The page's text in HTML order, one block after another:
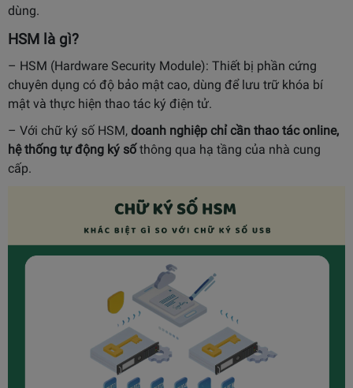
dùng.
HSM là gì?
– HSM (Hardware Security Module): Thiết bị phần cứng
chuyên dụng có độ bảo mật cao, dùng để lưu trữ khóa bí
mật và thực hiện thao tác ký điện tử.
– Với chữ ký số HSM, doanh nghiệp chỉ cần thao tác online,
hệ thống tự động ký sốthông qua hạ tầng của nhà cung
cấp.